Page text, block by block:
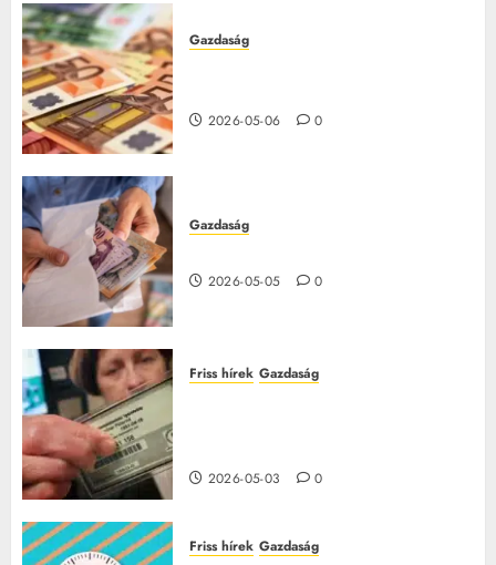
Gazdaság
2026-05-06 0
Gazdaság
2026-05-05 0
Friss hírek Gazdaság
2026-05-03 0
Friss hírek Gazdaság